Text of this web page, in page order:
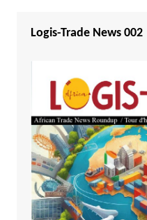
Logis-Trade News 002